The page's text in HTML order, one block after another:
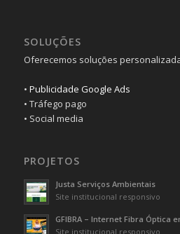
SOLUÇÕES
Oferecemos soluções
• Publicidade Google Ads
• Tráfego pago
• Social media
PROJETOS
Justa Serviços Ambientais
Site institucional responsivo
GFIBRA – Internet Fibra Óptica
Site institucional responsivo